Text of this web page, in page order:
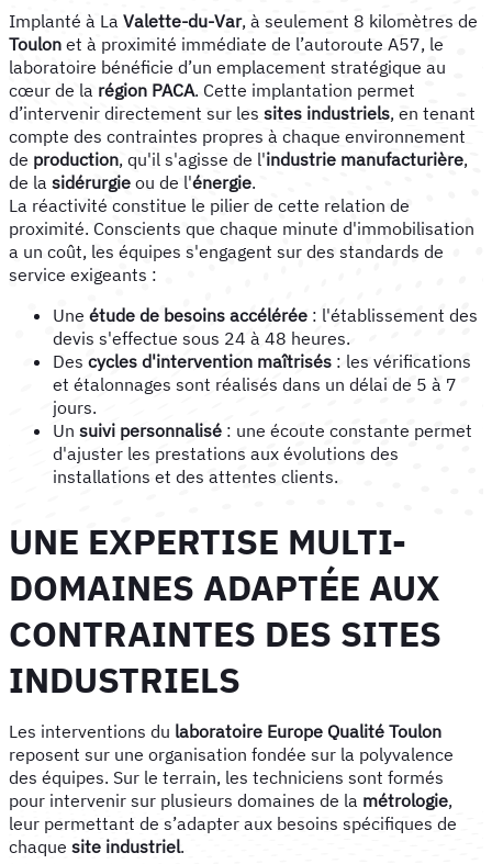
Implanté à La Valette-du-Var, à seulement 8 kilomètres de
Toulon et à proximité immédiate de l’autoroute A57, le
laboratoire bénéficie d’un emplacement stratégique au
cœur de la région PACA. Cette implantation permet
d’intervenir directement sur les sites industriels, en tenant
compte des contraintes propres à chaque environnement
de production, qu'il s'agisse de l'industrie manufacturière,
de la sidérurgie ou de l'énergie.
La réactivité constitue le pilier de cette relation de
proximité. Conscients que chaque minute d'immobilisation
a un coût, les équipes s'engagent sur des standards de
service exigeants :
Une étude de besoins accélérée : l'établissement des
devis s'effectue sous 24 à 48 heures.
Des cycles d'intervention maîtrisés : les vérifications
et étalonnages sont réalisés dans un délai de 5 à 7
jours.
Un suivi personnalisé : une écoute constante permet
d'ajuster les prestations aux évolutions des
installations et des attentes clients.
UNE EXPERTISE MULTI-
DOMAINES ADAPTÉE AUX
CONTRAINTES DES SITES
INDUSTRIELS
Les interventions du laboratoire Europe Qualité Toulon
reposent sur une organisation fondée sur la polyvalence
des équipes. Sur le terrain, les techniciens sont formés
pour intervenir sur plusieurs domaines de la métrologie,
leur permettant de s’adapter aux besoins spécifiques de
chaque site industriel.